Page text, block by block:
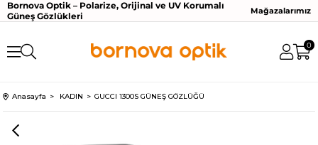
Bornova Optik – Polarize, Orijinal ve UV Korumalı
Güneş Gözlükleri
Mağazalarımız
0
Anasayfa KADIN GUCCI 1300S GÜNEŞ GÖZLÜĞÜ